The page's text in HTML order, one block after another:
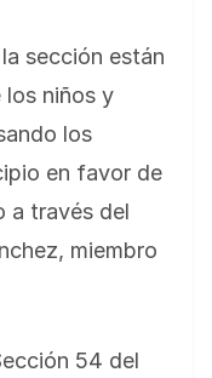
sección están
los niños y
los
en favor de
a través del
miembro
54 del